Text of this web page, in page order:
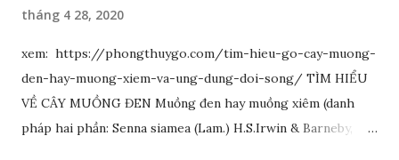
tháng 4 28, 2020
xem: https://phongthuygo.com/tim-hieu-go-cay-muong-
den-hay-muong-xiem-va-ung-dung-doi-song/ TÌM HIỂU
VỀ CÂY MUỒNG ĐEN Muồng đen hay muồng xiêm (danh
pháp hai phần: Senna siamea (Lam.) H.S.Irwin & Barneby,